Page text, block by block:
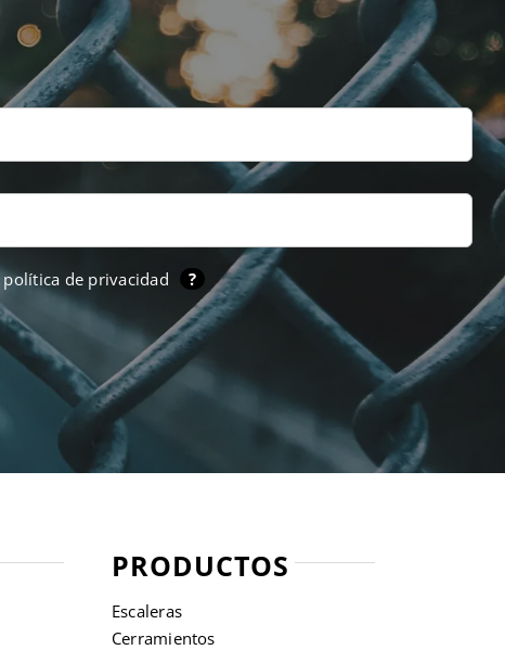
política de privacidad ?
PRODUCTOS
Escaleras
Cerramientos